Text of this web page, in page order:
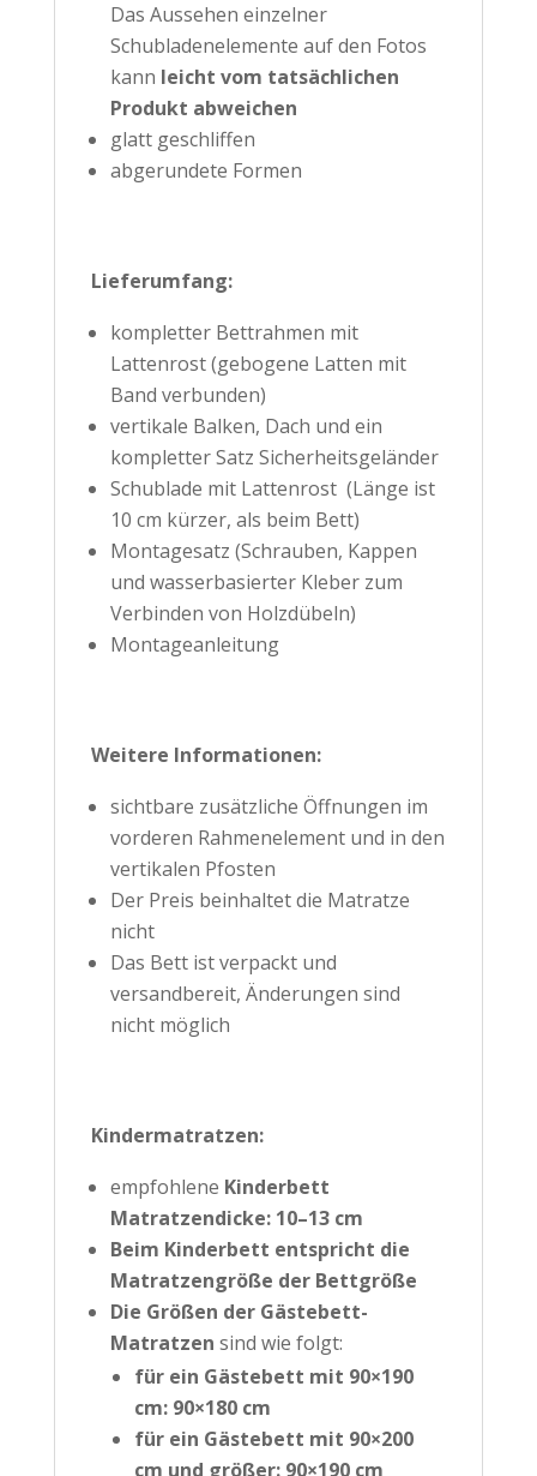
Das Aussehen einzelner
Schubladenelemente auf den Fotos
kann leicht vom tatsächlichen
Produkt abweichen
glatt geschliffen
abgerundete Formen
Lieferumfang:
kompletter Bettrahmen mit
Lattenrost (gebogene Latten mit
Band verbunden)
vertikale Balken, Dach und ein
kompletter Satz Sicherheitsgeländer
Schublade mit Lattenrost (Länge ist
10 cm kürzer, als beim Bett)
Montagesatz (Schrauben, Kappen
und wasserbasierter Kleber zum
Verbinden von Holzdübeln)
Montageanleitung
Weitere Informationen:
sichtbare zusätzliche Öffnungen im
vorderen Rahmenelement und in den
vertikalen Pfosten
Der Preis beinhaltet die Matratze
nicht
Das Bett ist verpackt und
versandbereit, Änderungen sind
nicht möglich
Kindermatratzen:
empfohlene Kinderbett
Matratzendicke: 10–13 cm
Beim Kinderbett entspricht die
Matratzengröße der Bettgröße
Die Größen der Gästebett-
Matratzen sind wie folgt:
für ein Gästebett mit 90×190
cm: 90×180 cm
für ein Gästebett mit 90×200
cm und größer: 90×190 cm